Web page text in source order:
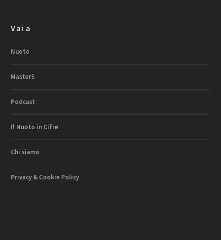
Vai a
Nuoto
MasterS
Podcast
Il Nuoto in Cifre
Chi siamo
Privacy & Cookie Policy